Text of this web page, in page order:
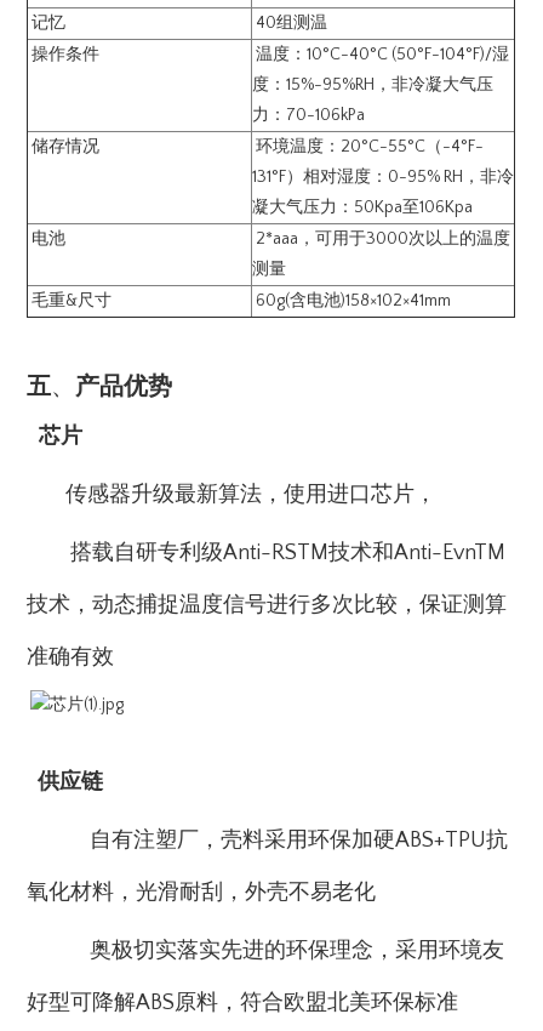
记忆
40组测温
操作条件
温度：10°C-40°C (50°F-104°F)/湿
度：15%-95%RH，非冷凝大气压
力：70-106kPa
储存情况
环境温度：20°C-55°C（-4°F-
131°F）相对湿度：0-95% RH，非冷
凝大气压力：50Kpa至106Kpa
电池
2*aaa，可用于3000次以上的温度
测量
毛重&尺寸
60g(含电池)158×102×41mm
五、 产品优势
芯片
传感器升级最新算法，使用进口芯片，
搭载自研专利级Anti-RSTM技术和Anti-EvnTM
技术，动态捕捉温度信号进行多次比较，保证测算
准确有效
供应链
自有注塑厂，壳料采用环保加硬ABS+TPU抗
氧化材料，光滑耐刮，外壳不易老化
奥极切实落实先进的环保理念，采用环境友
好型可降解ABS原料，符合欧盟北美环保标准